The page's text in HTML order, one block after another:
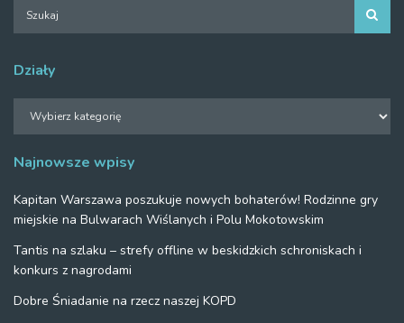
Działy
Najnowsze wpisy
Kapitan Warszawa poszukuje nowych bohaterów! Rodzinne gry
miejskie na Bulwarach Wiślanych i Polu Mokotowskim
Tantis na szlaku – strefy offline w beskidzkich schroniskach i
konkurs z nagrodami
Dobre Śniadanie na rzecz naszej KOPD